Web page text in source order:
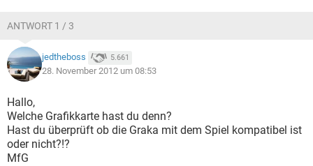
ANTWORT 1 / 3
jedtheboss 5.661
28. November 2012 um 08:53
Hallo,
Welche Grafikkarte hast du denn?
Hast du überprüft ob die Graka mit dem Spiel kompatibel ist
oder nicht?!?
MfG